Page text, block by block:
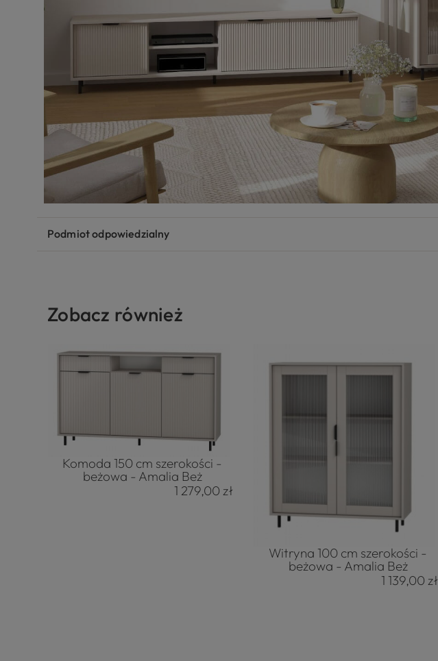
Podmiot odpowiedzialny
Zobacz również
Komoda 150 cm szerokości -
beżowa - Amalia Beż
1 279,00 zł
Witryna 100 cm szerokości -
beżowa - Amalia Beż
1 139,00 zł